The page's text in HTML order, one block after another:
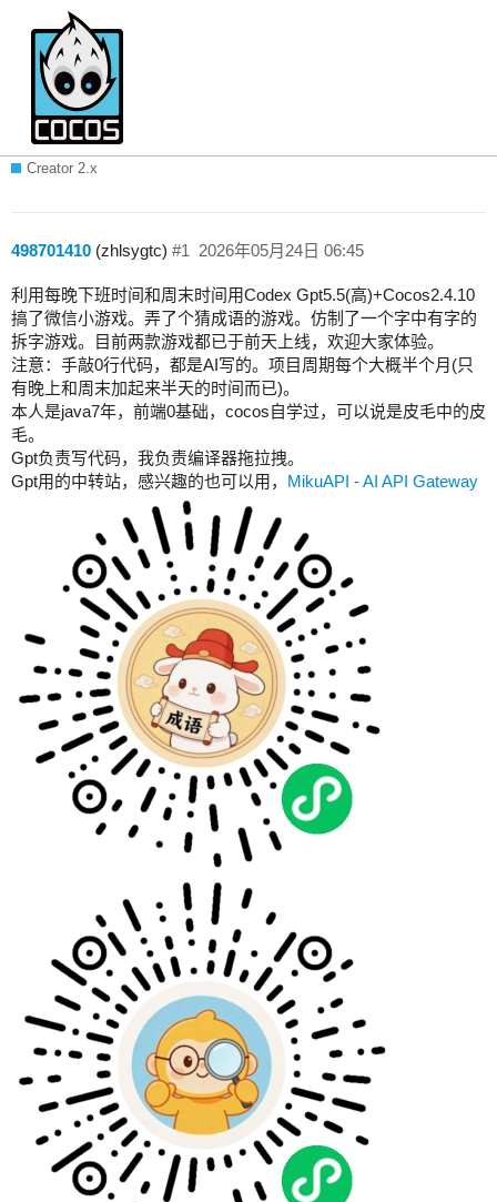
Codex Gpt5.5(高)+Cocos2.4.10，手敲0
行代码开发微信小游戏
Creator 2.x
498701410 (zhlsygtc) 2026年05月24日 06:45
#1
利用每晚下班时间和周末时间用Codex Gpt5.5(高)+Cocos2.4.10
搞了微信小游戏。弄了个猜成语的游戏。仿制了一个字中有字的
拆字游戏。目前两款游戏都已于前天上线，欢迎大家体验。
注意：手敲0行代码，都是AI写的。项目周期每个大概半个月(只
有晚上和周末加起来半天的时间而已)。
本人是java7年，前端0基础，cocos自学过，可以说是皮毛中的皮
毛。
Gpt负责写代码，我负责编译器拖拉拽。
Gpt用的中转站，感兴趣的也可以用， MikuAPI - AI API Gateway